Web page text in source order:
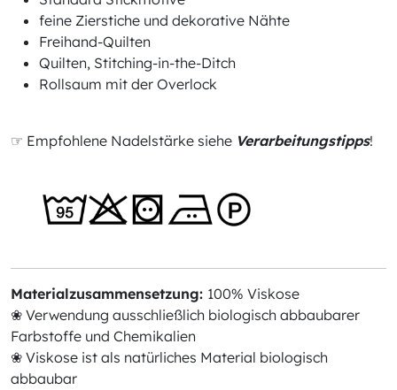
feine Zierstiche und dekorative Nähte
Freihand-Quilten
Quilten, Stitching-in-the-Ditch
Rollsaum mit der Overlock
☞ Empfohlene Nadelstärke siehe Verarbeitungstipps!
Materialzusammensetzung: 100% Viskose
❀ Verwendung ausschließlich biologisch abbaubarer
Farbstoffe und Chemikalien
❀ Viskose ist als natürliches Material biologisch
abbaubar